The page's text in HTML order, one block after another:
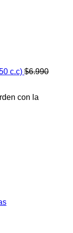
c.c) $6.990
con la